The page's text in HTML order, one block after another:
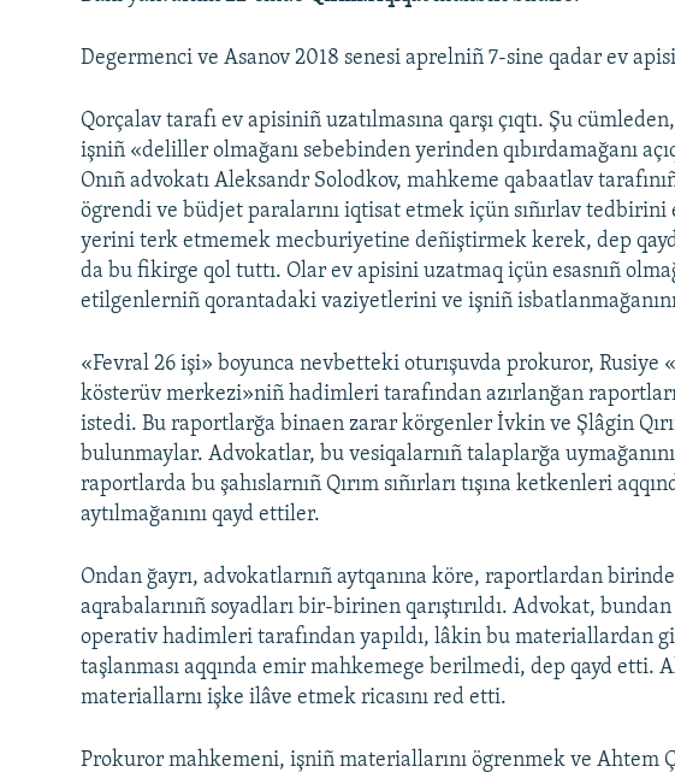
Degermenci ve Asanov 2018 senesi aprelniñ 7-sine qadar ev
Qorçalav tarafı ev apisiniñ uzatılmasına qarşı çıqtı. Şu
işniñ «deliller olmağanı sebebinden yerinden qıbırdamağanı
Onıñ advokatı Aleksandr Solodkov, mahkeme qabaatlav
ögrendi ve büdjet paralarını iqtisat etmek içün sıñırlav
yerini terk etmemek mecburiyetine deñiştirmek kerek, dep
da bu fikirge qol tuttı. Olar ev apisini uzatmaq içün esasnıñ
etilgenlerniñ qorantadaki vaziyetlerini ve işniñ
«Fevral 26 işi» boyunca nevbetteki oturışuvda prokuror, Rusiye
kösterüv merkezi»niñ hadimleri tarafından azırlanğan
istedi. Bu raportlarğa binaen zarar körgenler İvkin ve Şlâgin
bulunmaylar. Advokatlar, bu vesiqalarnıñ talaplarğa
raportlarda bu şahıslarnıñ Qırım sıñırları tışına ketkenleri
aytılmağanını qayd ettiler.
Ondan ğayrı, advokatlarnıñ aytqanına köre, raportlardan
aqrabalarınıñ soyadları bir-birinen qarıştırıldı. Advokat,
operativ hadimleri tarafından yapıldı, lâkin bu materiallardan
taşlanması aqqında emir mahkemege berilmedi, dep qayd etti.
materiallarnı işke ilâve etmek ricasını red etti.
Prokuror mahkemeni, işniñ materiallarını ögrenmek ve Ahtem